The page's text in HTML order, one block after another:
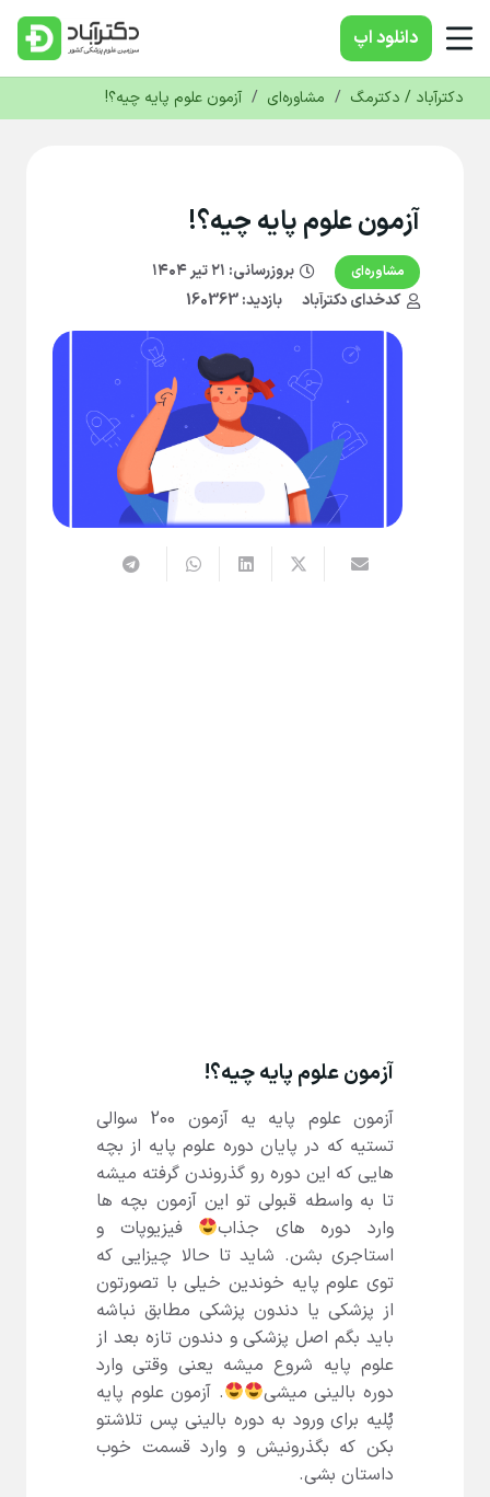
دانلود‌ اپ
دکترآباد / دکترمگ / مشاوره‌ای / آزمون علوم پایه چیه؟!
آزمون علوم پایه چیه؟!
مشاوره‌ای بروزرسانی:
کدخدای دکترآباد
بازدید: 160363
آزمون علوم پایه چیه؟!
آزمون علوم پایه یه آزمون 200 سوالی
تستیه که در پایان دوره علوم پایه از بچه
هایی که این دوره رو گذروندن گرفته میشه
تا به واسطه قبولی تو این آزمون بچه ها
وارد دوره های جذاب
فیزیوپات و
استاجری بشن. شاید تا حالا چیزایی که
توی علوم پایه خوندین خیلی با تصورتون
از پزشکی یا دندون پزشکی مطابق نباشه
باید بگم اصل پزشکی و دندون تازه بعد از
علوم پایه شروع میشه یعنی وقتی وارد
دوره بالینی میشی
. آزمون علوم پایه
پُلیه برای ورود به دوره بالینی پس تلاشتو
بکن که بگذرونیش و وارد قسمت خوب
داستان بشی.